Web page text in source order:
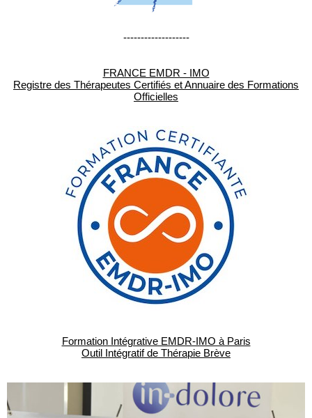
-------------------
FRANCE EMDR - IMO
Registre des Thérapeutes Certifiés et Annuaire des Formations
Officielles
Formation Intégrative EMDR-IMO à Paris
Outil Intégratif de Thérapie Brève